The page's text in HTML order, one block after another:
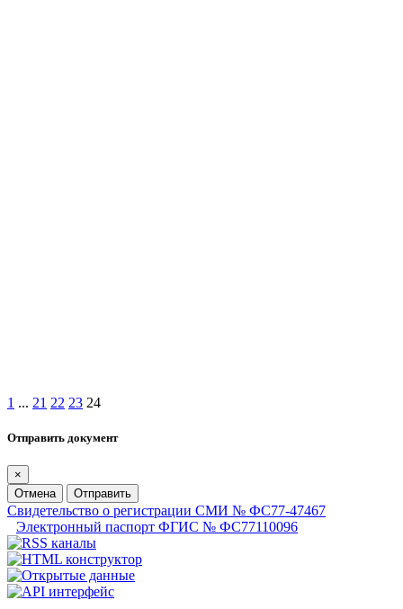
1 ... 21 22 23 24
Отправить документ
×
Отмена
Отправить
Свидетельство о регистрации СМИ № ФС77-47467
Электронный паспорт ФГИС № ФС77110096